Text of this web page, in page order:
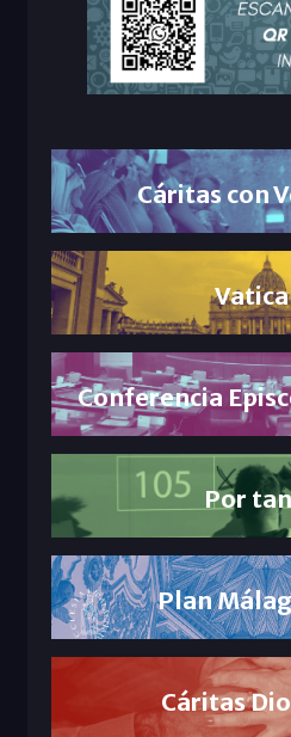
Cáritas con
Conferencia
Por
Plan
Cáritas